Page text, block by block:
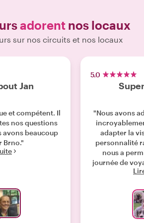
adorentnos locaux
sur nos circuits et nos locaux
Jan
et compétent. Il
nos questions
avons beaucoup
Brno."
5.0
"Nous avons
adapter la
personnalité
nous a
journée de
oublier et
vivement à
apprendre